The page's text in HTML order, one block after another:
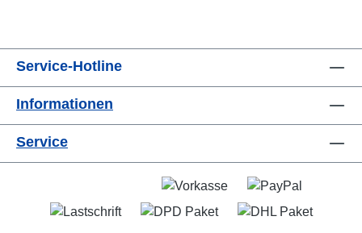
Service-Hotline
Informationen
Service